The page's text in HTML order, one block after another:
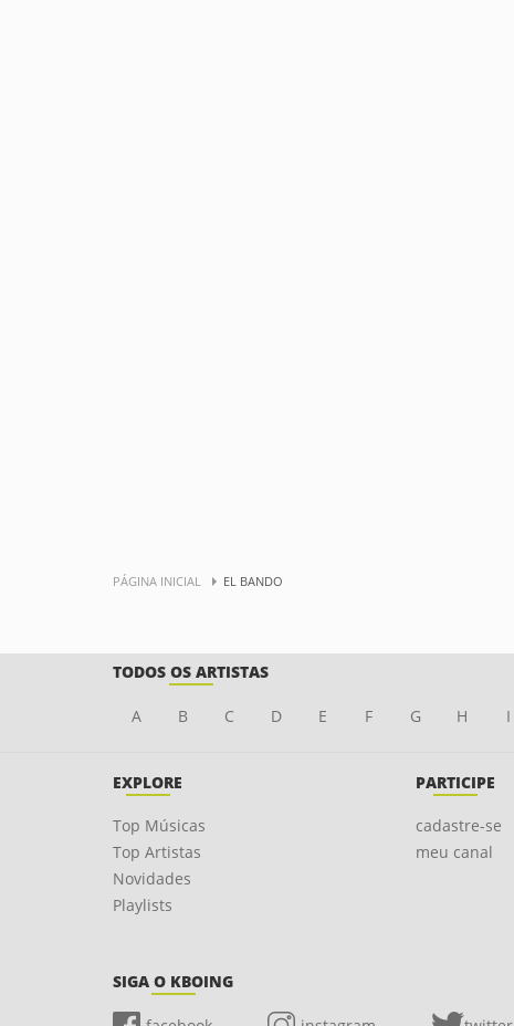
PÁGINA INICIAL EL BANDO
TODOS OS ARTISTAS
A B C D E F G H I
EXPLORE
Top Músicas
Top Artistas
Novidades
Playlists
PARTICIPE
cadastre-se
meu canal
SIGA O KBOING